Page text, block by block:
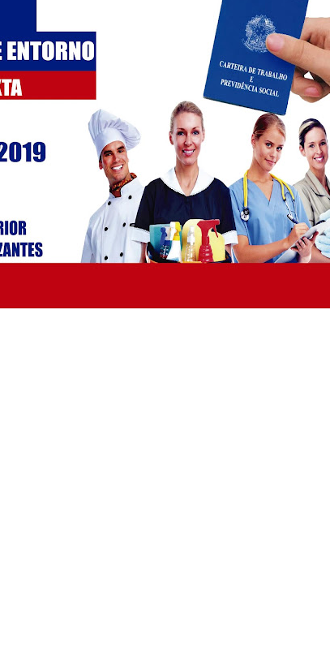
oferece 806 vagas de emprego nesta quinta-
altera dinâmica dos postos e exige atenção de
do Padre Lucas de Samambaia entra em mês decisivo
aterro sanitário de Samambaia meses antes de morte de
ações sociais e cobrança por melhorias em Samambaia
50 escorpiões em boca de lobo em Samambaia
vítima de agressão em Samambaia
candidatura de Hamilton Tatu por Samambaia,